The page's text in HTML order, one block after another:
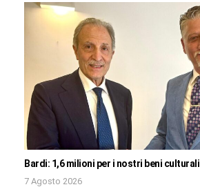
Bardi: 1,6 milioni per i nostri beni culturali
7 Agosto 2026